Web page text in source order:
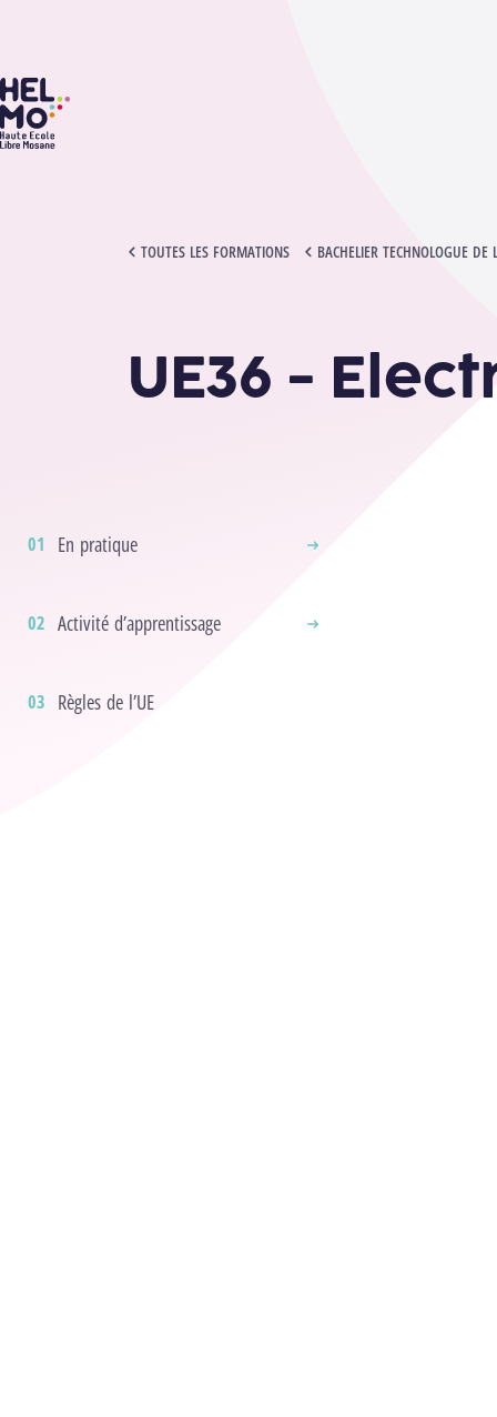
HELMo
TOUTES LES FORMATIONS BACHELIER TECHNOLOGUE DE
UE36 - ELECTRONIQUE DE PUISSANCE 2
UE36 -
En pratique
Activité d’apprentissage
Règles de l’UE